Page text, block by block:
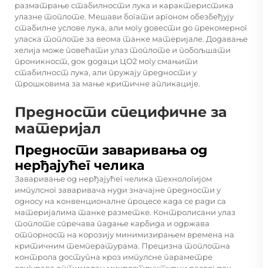
разматрање стабилности лука и карактеристика
улазне топлоте. Мешави богати аргоном обезбеђују
стабилне услове лука, али могу довести до прекомерног
уласка топлоте за веома танке материјале. Додавање
хелија може повећати улаз топлоте и побољшати
проникност, док додаци ЦО2 могу смањити
стабилност лука, али пружају предности у
трошковима за мање критичне апликације.
Предности специфичне за
материјал
Предности заваривања од
нерђајућег челика
Заваривање од нерђајућег челика технологијом
импулсног заваривача нуди значајне предности у
односу на конвенционалне процесе када се ради са
материјалима танке разметке. Контролисани улаз
топлоте спречава падање карбида и одржава
отпорност на корозију минимизирањем времена на
критичним температурама. Прецизна топлотна
контрола доступна кроз импулсне параметре